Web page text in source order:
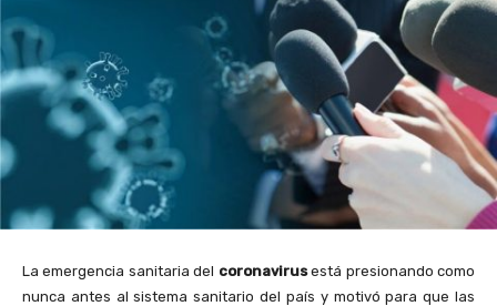
La emergencia sanitaria del coronavirusestá presionando como
nunca antes al sistema sanitario del país y motivó para que las